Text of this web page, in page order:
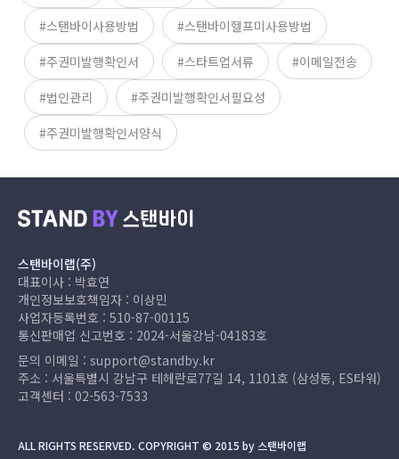
스탠바이사용방법
스탠바이헬프미사용방법
주권미발행확인서
스타트업서류
이메일전송
법인관리
주권미발행확인서필요성
주권미발행확인서양식
스탠바이랩(주)
대표이사 : 박효연
개인정보보호책임자 : 이상민
사업자등록번호 : 510-87-00115
통신판매업 신고번호 : 2024-서울강남-04183호
문의 이메일 : support@standby.kr
주소 : 서울특별시 강남구 테헤란로77길 14, 1101호 (삼성동, ES타워)
고객센터 : 02-563-7533
ALL RIGHTS RESERVED. COPYRIGHT © 2015 by 스탠바이랩